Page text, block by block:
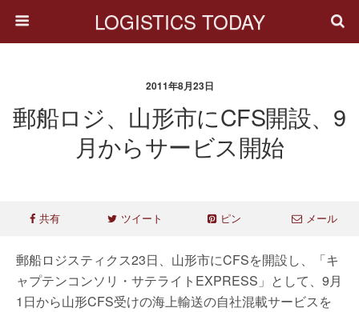
LOGISTICS TODAY
2011年8月23日
郵船ロジ、山形市にCFS開設、9
月からサービス開始
共有 ツイート ピン メール
郵船ロジスティクス23日、山形市にCFSを開設し、「キ
ャプテンコンソリ・サテライトEXPRESS」として、9月
1日から山形CFS受けの海上輸送の自社混載サービスを